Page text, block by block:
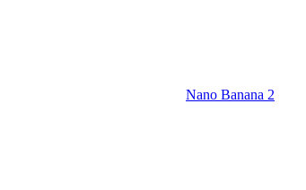
Nano Banana 2